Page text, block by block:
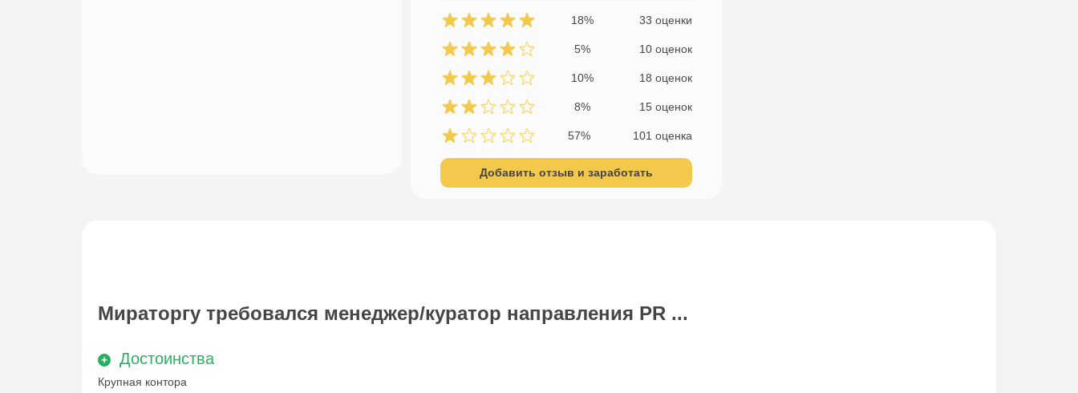
18% 33 оценки
5% 10 оценок
10% 18 оценок
8% 15 оценок
57% 101 оценка
Добавить отзыв и заработать
Мираторгу требовался менеджер/куратор направления PR ...
Достоинства
Крупная контора